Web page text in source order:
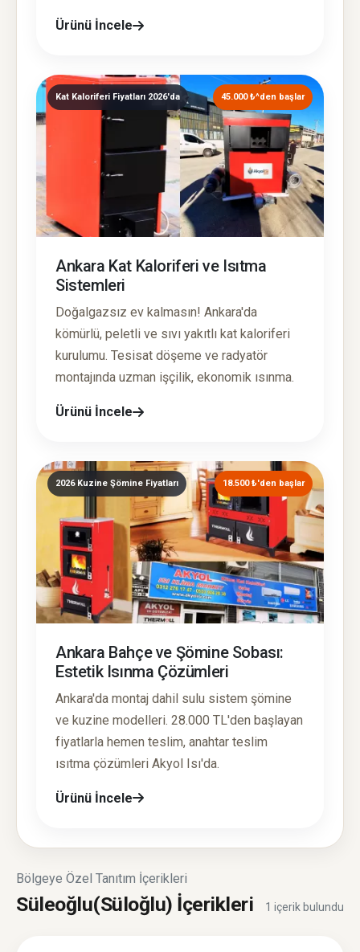
Ürünü İncele
Kat Kaloriferi Fiyatları 2026'da 45.000 ₺^den başlar
Ankara Kat Kaloriferi ve Isıtma
Sistemleri
Doğalgazsız ev kalmasın! Ankara'da
kömürlü, peletli ve sıvı yakıtlı kat kaloriferi
kurulumu. Tesisat döşeme ve radyatör
montajında uzman işçilik, ekonomik ısınma.
Ürünü İncele
2026 Kuzine Şömine Fiyatları 18.500 ₺'den başlar
Ankara Bahçe ve Şömine Sobası:
Estetik Isınma Çözümleri
Ankara'da montaj dahil sulu sistem şömine
ve kuzine modelleri. 28.000 TL'den başlayan
fiyatlarla hemen teslim, anahtar teslim
ısıtma çözümleri Akyol Isı'da.
Ürünü İncele
Bölgeye Özel Tanıtım İçerikleri
Süleoğlu(Süloğlu) İçerikleri 1 içerik bulundu